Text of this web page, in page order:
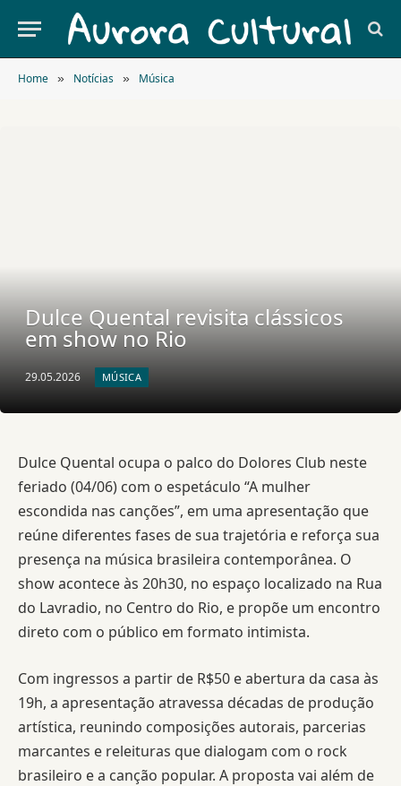
Home » Notícias » Música
Dulce Quental revisita clássicos
em show no Rio
29.05.2026 MÚSICA
Dulce Quental ocupa o palco do Dolores Club neste
feriado (04/06) com o espetáculo “A mulher
escondida nas canções”, em uma apresentação que
reúne diferentes fases de sua trajetória e reforça sua
presença na música brasileira contemporânea. O
show acontece às 20h30, no espaço localizado na Rua
do Lavradio, no Centro do Rio, e propõe um encontro
direto com o público em formato intimista.
Com ingressos a partir de R$50 e abertura da casa às
19h, a apresentação atravessa décadas de produção
artística, reunindo composições autorais, parcerias
marcantes e releituras que dialogam com o rock
brasileiro e a canção popular. A proposta vai além de